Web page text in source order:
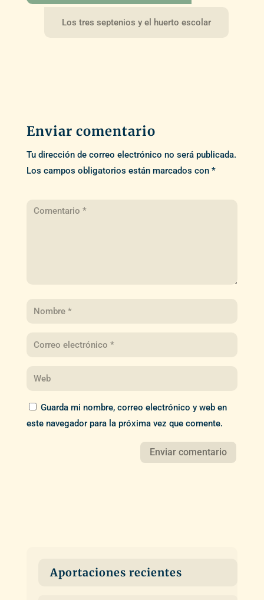
Los tres septenios y el huerto escolar
Enviar comentario
Tu dirección de correo electrónico no será publicada.
Los campos obligatorios están marcados con *
Guarda mi nombre, correo electrónico y web en
este navegador para la próxima vez que comente.
Aportaciones recientes